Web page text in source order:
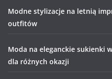
Modne stylizacje na letnią
outfitów
Moda na eleganckie sukienki
dla różnych okazji